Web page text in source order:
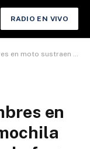
RADIO EN VIVO
mochila con dinero y se dan a la fuga
en